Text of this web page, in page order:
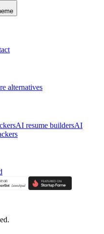
alternatives
AI resume buildersAI